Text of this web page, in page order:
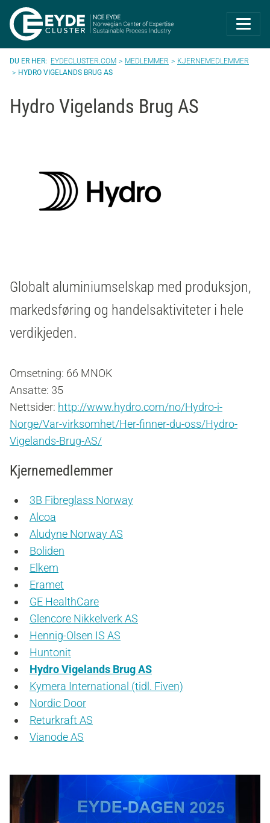
Eyde-Cluster |
EYDECLUSTER.COM MEDLEMMER
KJERNEMEDLEMMER
HYDRO VIGELANDS BRUG AS
Hydro Vigelands Brug AS
Globalt aluminiumselskap med produksjon,
markedsføring og handelsaktiviteter i hele
verdikjeden.
Omsetning: 66 MNOK
Ansatte: 35
Nettsider: http://www.hydro.com/no/Hydro-i-
Norge/Var-virksomhet/Her-finner-du-oss/Hydro-
Vigelands-Brug-AS/
Kjernemedlemmer
3B Fibreglass Norway
Alcoa
Aludyne Norway AS
Boliden
Elkem
Eramet
GE HealthCare
Glencore Nikkelverk AS
Hennig-Olsen IS AS
Huntonit
Hydro Vigelands Brug AS
Kymera International (tidl. Fiven)
Nordic Door
Returkraft AS
Vianode AS